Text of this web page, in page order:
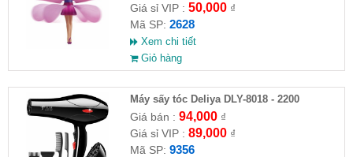
Giá sỉ VIP : 50,000₫
Mã SP: 2628
Xem chi tiết
Giỏ hàng
Máy sấy tóc Deliya DLY-8018 - 2200
Giá bán : 94,000₫
Giá sỉ VIP : 89,000₫
Mã SP: 9356